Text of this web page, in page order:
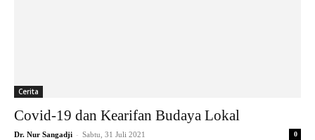
Cerita
Covid-19 dan Kearifan Budaya Lokal
Dr. Nur Sangadji - Sabtu, 31 Juli 2021 0